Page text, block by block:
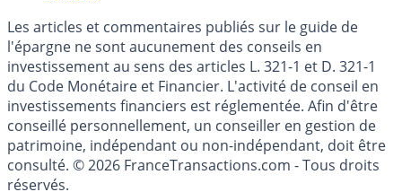
Cookies
Les articles et commentaires publiés sur le guide de
l'épargne ne sont aucunement des conseils en
investissement au sens des articles L. 321-1 et D. 321-1
du Code Monétaire et Financier. L'activité de conseil en
investissements financiers est réglementée. Afin d'être
conseillé personnellement, un conseiller en gestion de
patrimoine, indépendant ou non-indépendant, doit être